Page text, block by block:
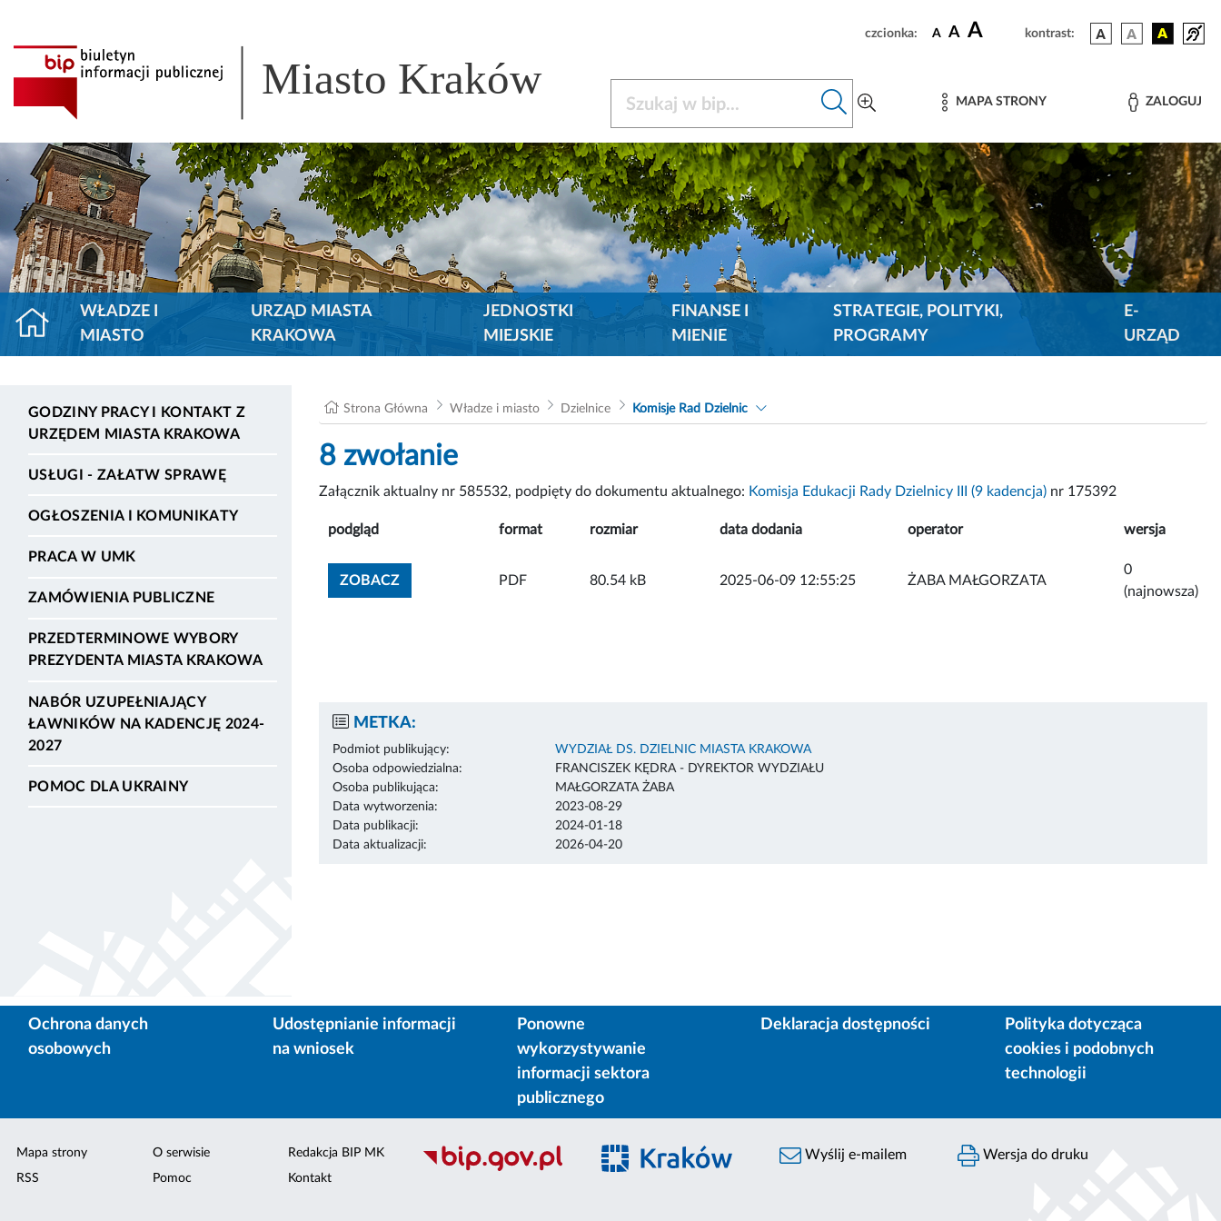
czcionka: A A A kontrast:
Miasto Kraków MAPA STRONY ZALOGUJ
WŁADZE I
MIASTO
URZĄD MIASTA
KRAKOWA
JEDNOSTKI
MIEJSKIE
FINANSE I
MIENIE
STRATEGIE, POLITYKI,
PROGRAMY
E-
URZĄD
GODZINY PRACY I KONTAKT Z
URZĘDEM MIASTA KRAKOWA
USŁUGI - ZAŁATW SPRAWĘ
OGŁOSZENIA I KOMUNIKATY
PRACA W UMK
ZAMÓWIENIA PUBLICZNE
PRZEDTERMINOWE WYBORY
PREZYDENTA MIASTA KRAKOWA
NABÓR UZUPEŁNIAJĄCY
ŁAWNIKÓW NA KADENCJĘ 2024-
2027
POMOC DLA UKRAINY
Strona Główna Władze i miasto Dzielnice Komisje Rad Dzielnic
8 zwołanie
Załącznik aktualny nr 585532, podpięty do dokumentu aktualnego: Komisja Edukacji Rady Dzielnicy III (9 kadencja) nr 175392
podgląd format rozmiar data dodania operator wersja
ZOBACZZOBACZ ZAŁĄCZNIK
PDF 80.54 kB 2025-06-09 12:55:25 ŻABA MAŁGORZATA
0
(najnowsza)
METKA:
Podmiot publikujący:
WYDZIAŁ DS. DZIELNIC MIASTA KRAKOWA
Osoba odpowiedzialna:
FRANCISZEK KĘDRA - DYREKTOR WYDZIAŁU
Osoba publikująca:
MAŁGORZATA ŻABA
Data wytworzenia:
2023-08-29
Data publikacji:
2024-01-18
Data aktualizacji:
2026-04-20
Ochrona danych
osobowych
Udostępnianie informacji
na wniosek
Ponowne
wykorzystywanie
informacji sektora
publicznego
Deklaracja dostępności
Polityka dotycząca
cookies i podobnych
technologii
Mapa strony
RSS
O serwisie
Pomoc
Redakcja BIP MK
Kontakt
Wyślij e-mailem Wersja do druku